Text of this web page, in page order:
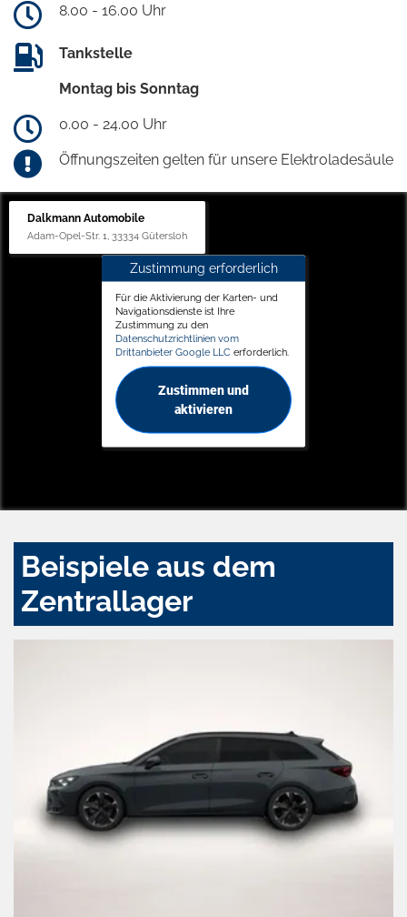
8.00 - 16.00 Uhr
Tankstelle
Montag bis Sonntag
0.00 - 24.00 Uhr
Öffnungszeiten gelten für unsere Elektroladesäule
Dalkmann Automobile
Adam-Opel-Str. 1, 33334 Gütersloh
Zustimmung erforderlich
Für die Aktivierung der Karten- und
Navigationsdienste ist Ihre
Zustimmung zu den
Datenschutzrichtlinien vom
Drittanbieter Google LLC erforderlich.
Zustimmen und
aktivieren
Beispiele aus dem
Zentrallager